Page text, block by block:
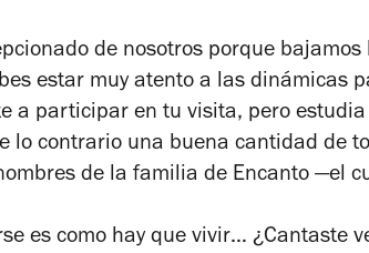
de nosotros porque
estar muy atento a las dinámicas
a participar en tu visita, pero
lo contrario una buena cantidad de
de la familia de Encanto —el
es como hay que vivir… ¿Cantaste